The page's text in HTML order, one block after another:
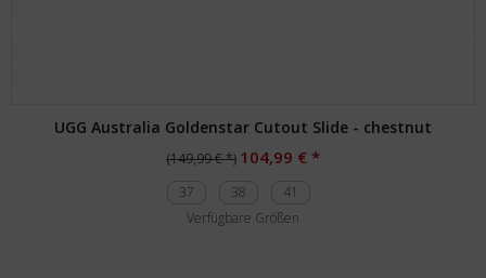
UGG Australia Goldenstar Cutout Slide - chestnut
(149,99 € *) 104,99 € *
37 38
41
Verfügbare Größen